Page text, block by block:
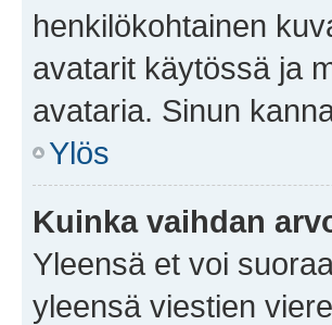
henkilökohtainen
avatarit käytössä ja
avataria. Sinun
Ylös
Kuinka vaihdan
Yleensä et voi
yleensä viestien